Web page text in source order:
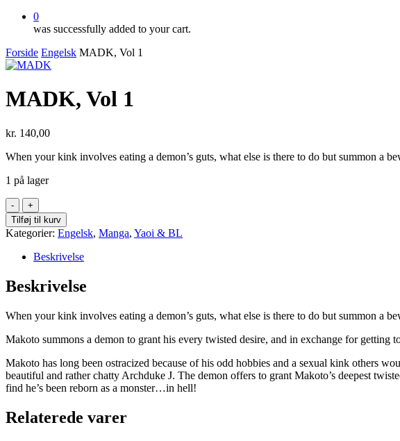
0
was successfully added to your cart.
Forside Engelsk MADK, Vol 1
MADK, Vol 1
kr. 140,00
When your kink involves eating a demon’s guts, what else is there to do but summon a
1 på lager
MADK,
Vol
1
antal
Tilføj til kurv
Kategorier: Engelsk, Manga, Yaoi & BL
Beskrivelse
Beskrivelse
When your kink involves eating a demon’s guts, what else is there to do but summon a
Makoto summons a demon to grant his every twisted desire, and in exchange for getting
Makoto has long been ostracized because of his odd hobbies and a sexual kink others
beautiful and rather chatty Archduke J. The demon offers to grant Makoto’s deepest
find he’s been reborn as a monster…in hell!
Relaterede varer